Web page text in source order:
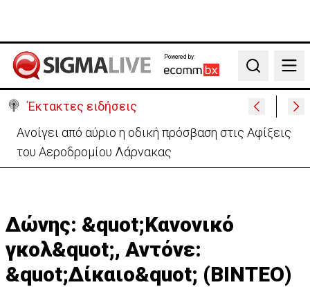
Powered by:
Search
Έκτακτες ειδήσεις
Υπ. Δικαιοσύνης: Απαντά για τελευταία φορά στην
ΙΣΟΤΗΤΑ - «Άσκοπη απασχόληση»
Δώνης: &quot;Κανονικό
γκολ&quot;, Αντόνε:
&quot;Δίκαιο&quot; (ΒΙΝΤΕΟ)